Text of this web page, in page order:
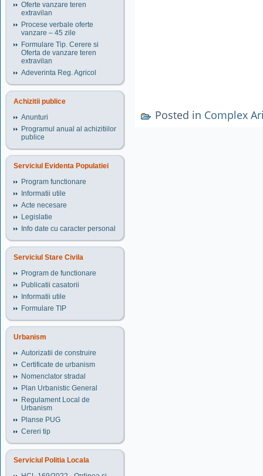
Oferte vanzare teren
extravilan
Procese verbale oferte
vanzare – 45 zile
Formulare Tip. Cerere si
Oferta de vanzare teren
extravilan
Adeverinta Reg. Agricol
Achizitii publice
Anunturi
Programul anual al achizitiilor
publice
Serviciul Evidenta Populatiei
Program functionare
Informatii utile
Acte necesare
Legislatie
Info date cu caracter personal
Serviciul Stare Civila
Program de functionare
Publicatii casatorii
Informatii utile
Formulare TIP
Urbanism
Autorizatii de construire
Certificate de urbanism
Nomenclator stradal
Plan Urbanistic General
Regulament Local de
Urbanism
Planse PUG
Cereri tip
Serviciul Politia Locala
Posted in Complex